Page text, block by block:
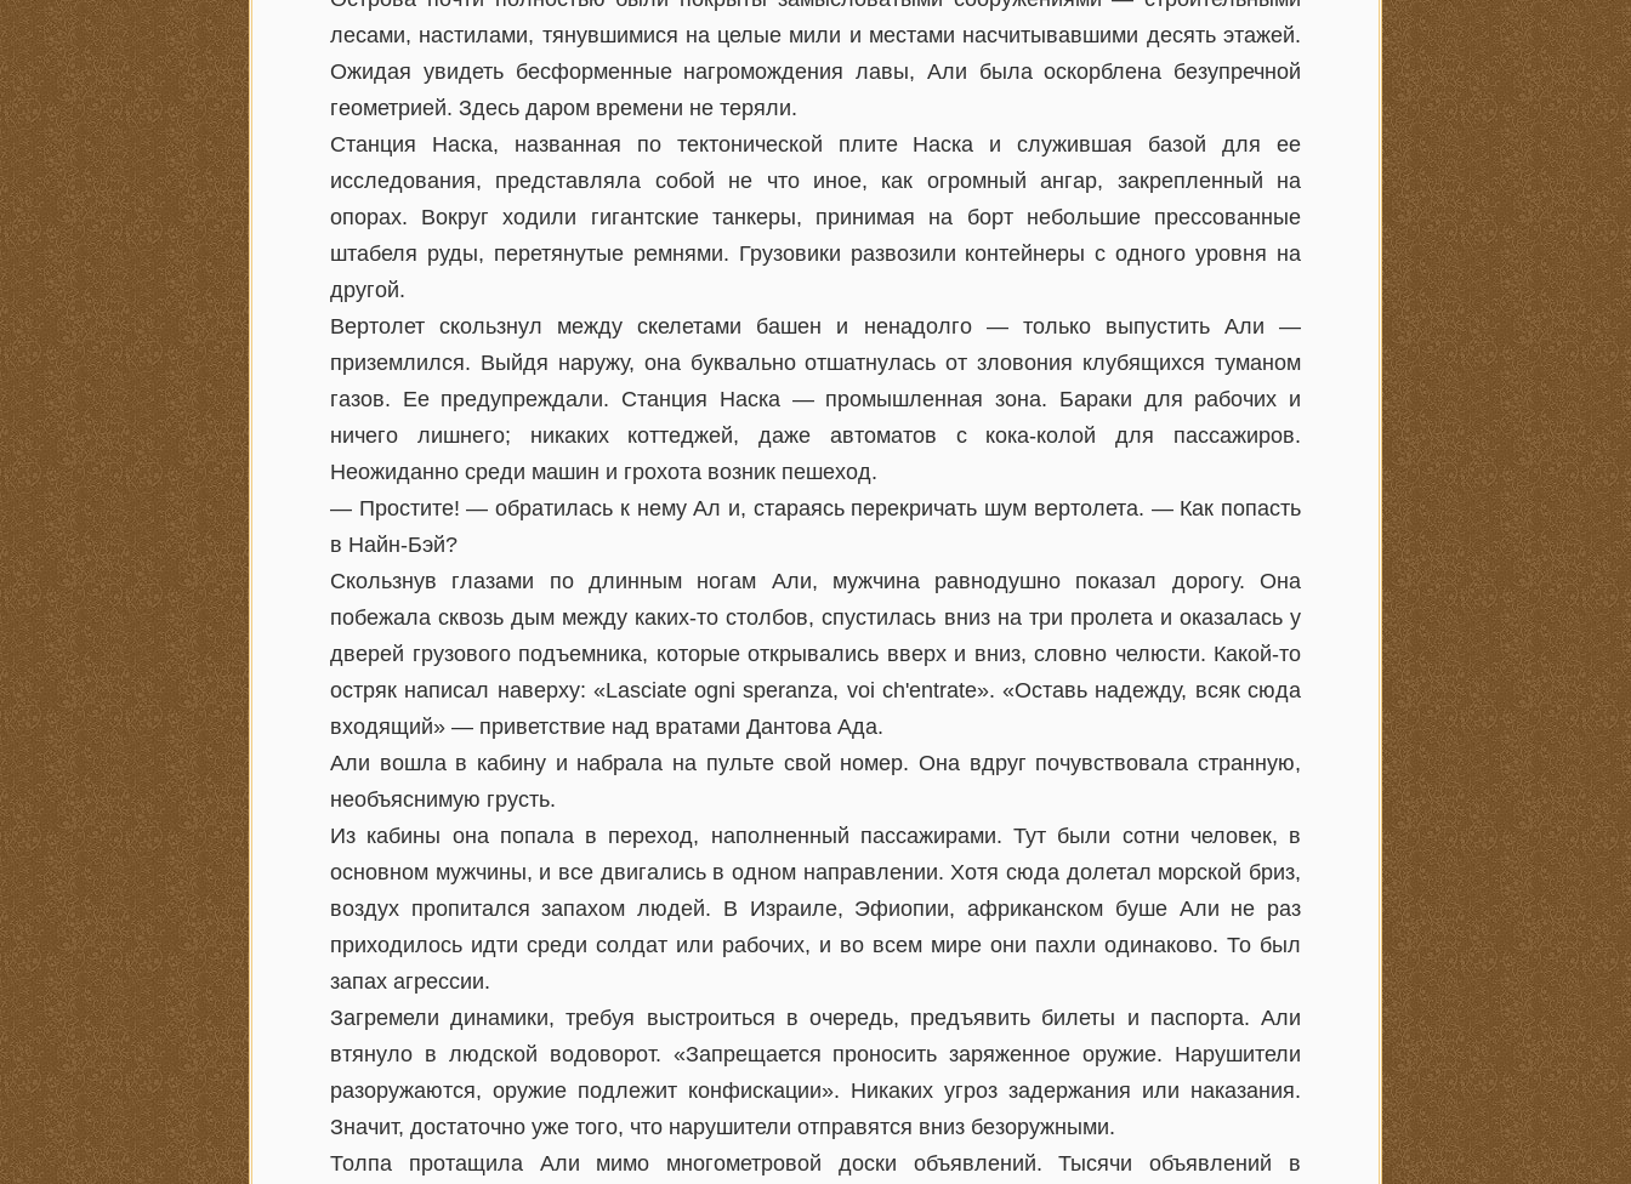
лесами, настилами, тянувшимися на целые мили и местами насчитывавшими десять этажей.
Ожидая увидеть бесформенные нагромождения лавы, Али была оскорблена безупречной
геометрией. Здесь даром времени не теряли.
Станция Наска, названная по тектонической плите Наска и служившая базой для ее
исследования, представляла собой не что иное, как огромный ангар, закрепленный на
опорах. Вокруг ходили гигантские танкеры, принимая на борт небольшие прессованные
штабеля руды, перетянутые ремнями. Грузовики развозили контейнеры с одного уровня на
другой.
Вертолет скользнул между скелетами башен и ненадолго — только выпустить Али —
приземлился. Выйдя наружу, она буквально отшатнулась от зловония клубящихся туманом
газов. Ее предупреждали. Станция Наска — промышленная зона. Бараки для рабочих и
ничего лишнего; никаких коттеджей, даже автоматов с кока-колой для пассажиров.
Неожиданно среди машин и грохота возник пешеход.
— Простите! — обратилась к нему Ал и, стараясь перекричать шум вертолета. — Как попасть
в Найн-Бэй?
Скользнув глазами по длинным ногам Али, мужчина равнодушно показал дорогу. Она
побежала сквозь дым между каких-то столбов, спустилась вниз на три пролета и оказалась у
дверей грузового подъемника, которые открывались вверх и вниз, словно челюсти. Какой-то
остряк написал наверху: «Lasciate ogni speranza, voi ch'entrate». «Оставь надежду, всяк сюда
входящий» — приветствие над вратами Дантова Ада.
Али вошла в кабину и набрала на пульте свой номер. Она вдруг почувствовала странную,
необъяснимую грусть.
Из кабины она попала в переход, наполненный пассажирами. Тут были сотни человек, в
основном мужчины, и все двигались в одном направлении. Хотя сюда долетал морской бриз,
воздух пропитался запахом людей. В Израиле, Эфиопии, африканском буше Али не раз
приходилось идти среди солдат или рабочих, и во всем мире они пахли одинаково. То был
запах агрессии.
Загремели динамики, требуя выстроиться в очередь, предъявить билеты и паспорта. Али
втянуло в людской водоворот. «Запрещается проносить заряженное оружие. Нарушители
разоружаются, оружие подлежит конфискации». Никаких угроз задержания или наказания.
Значит, достаточно уже того, что нарушители отправятся вниз безоружными.
Толпа протащила Али мимо многометровой доски объявлений. Тысячи объявлений в